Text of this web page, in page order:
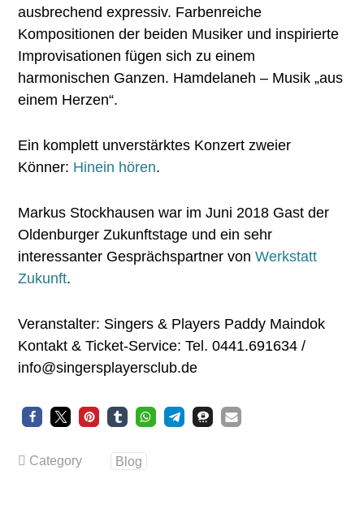
ausbrechend expressiv. Farbenreiche
Kompositionen der beiden Musiker und inspirierte
Improvisationen fügen sich zu einem
harmonischen Ganzen. Hamdelaneh – Musik „aus
einem Herzen“.
Ein komplett unverstärktes Konzert zweier
Könner: Hinein hören.
Markus Stockhausen war im Juni 2018 Gast der
Oldenburger Zukunftstage und ein sehr
interessanter Gesprächspartner vonWerkstatt
Zukunft.
Veranstalter: Singers & Players Paddy Maindok
Kontakt & Ticket-Service: Tel. 0441.691634 /
info@singersplayersclub.de
Category Blog